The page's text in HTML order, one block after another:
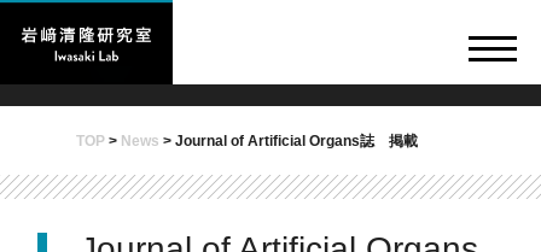
TOP> News > Journal of Artificial Organs誌 掲載